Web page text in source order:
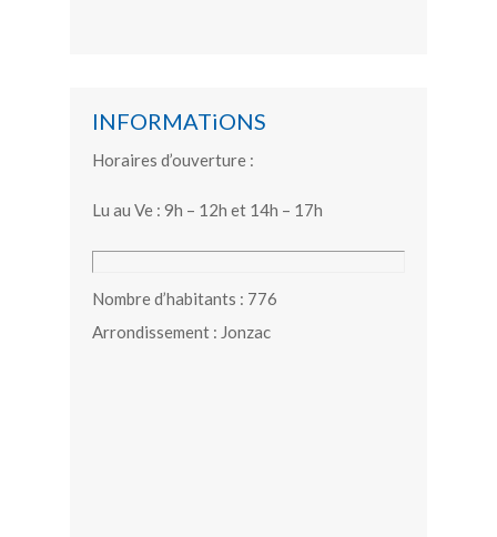
INFORMATiONS
Horaires d’ouverture :
Lu au Ve : 9h – 12h et 14h – 17h
Nombre d’habitants : 776
Arrondissement : Jonzac